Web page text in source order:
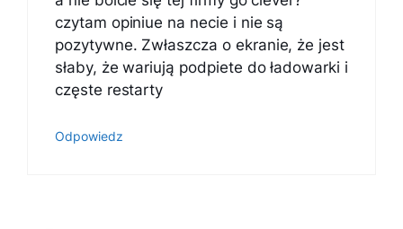
czytam opiniue na necie i nie są
pozytywne. Zwłaszcza o ekranie, że jest
słaby, że wariują podpiete do ładowarki i
częste restarty
Odpowiedz